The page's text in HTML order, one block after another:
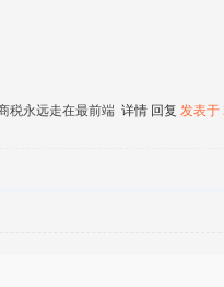
税永远走在最前端 详情 回复 发表于